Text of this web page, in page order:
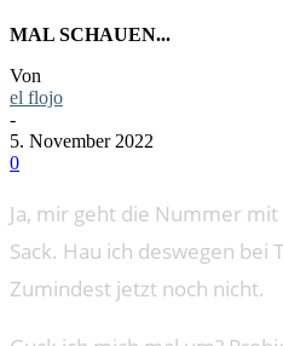
MAL SCHAUEN...
Von
el flojo
-
5. November 2022
0
Ja, mir geht die Nummer
Sack. Hau ich deswegen
Zumindest jetzt noch nicht.